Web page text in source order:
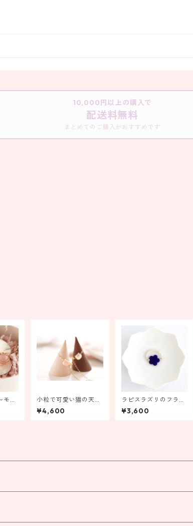
10,000円以上の購入で
配送料無料
まとめてのご購入がおすすめです
モル
小粒で可愛い猫の天然
石リング
¥4,600
ラピスラズリのフラワ
ーリング【受注製作】
¥3,600